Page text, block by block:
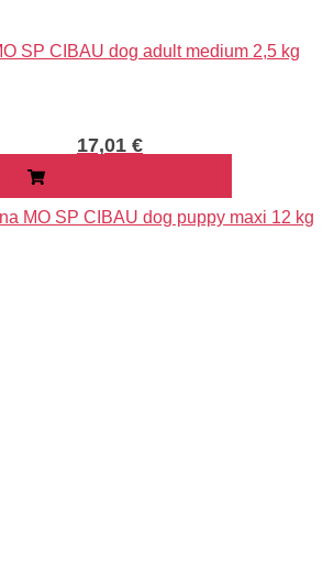
SP CIBAU dog adult medium 2,5 kg
17,01 €
PRIDAŤ DO KOŠÍKA